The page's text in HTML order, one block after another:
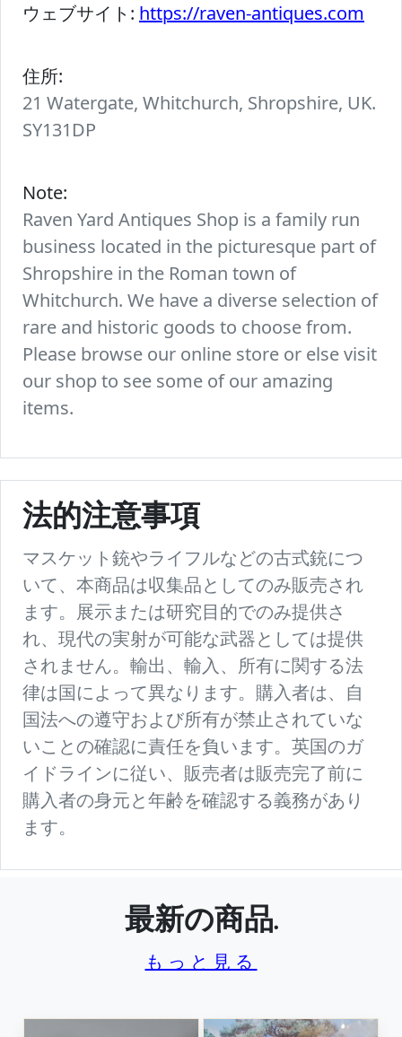
ウェブサイト: https://raven-antiques.com
住所:
21 Watergate, Whitchurch, Shropshire, UK.
SY131DP
Note:
Raven Yard Antiques Shop is a family run
business located in the picturesque part of
Shropshire in the Roman town of
Whitchurch. We have a diverse selection of
rare and historic goods to choose from.
Please browse our online store or else visit
our shop to see some of our amazing
items.
法的注意事項
マスケット銃やライフルなどの古式銃につ
いて、本商品は収集品としてのみ販売され
ます。展示または研究目的でのみ提供さ
れ、現代の実射が可能な武器としては提供
されません。輸出、輸入、所有に関する法
律は国によって異なります。購入者は、自
国法への遵守および所有が禁止されていな
いことの確認に責任を負います。英国のガ
イドラインに従い、販売者は販売完了前に
購入者の身元と年齢を確認する義務があり
ます。
最新の商品.
もっと見る